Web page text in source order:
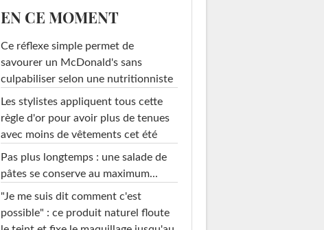
EN CE MOMENT
Ce réflexe simple permet de
savourer un McDonald's sans
culpabiliser selon une nutritionniste
Les stylistes appliquent tous cette
règle d'or pour avoir plus de tenues
avec moins de vêtements cet été
Pas plus longtemps : une salade de
pâtes se conserve au maximum...
"Je me suis dit comment c'est
possible" : ce produit naturel floute